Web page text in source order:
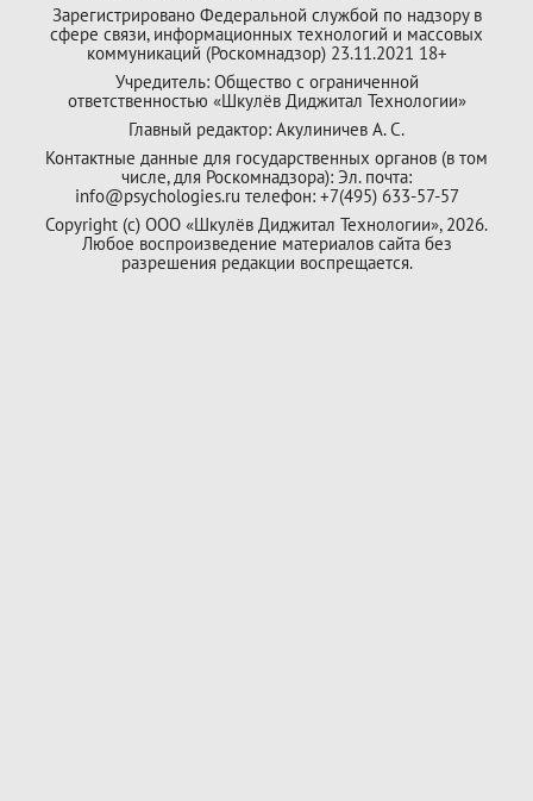
Зарегистрировано Федеральной службой по надзору в
сфере связи, информационных технологий и массовых
коммуникаций (Роскомнадзор) 23.11.2021 18+
Учредитель: Общество с ограниченной
ответственностью «Шкулёв Диджитал Технологии»
Главный редактор: Акулиничев А. С.
Контактные данные для государственных органов (в том
числе, для Роскомнадзора): Эл. почта:
info@psychologies.ru телефон: +7(495) 633-57-57
Copyright (с) ООО «Шкулёв Диджитал Технологии», 2026.
Любое воспроизведение материалов сайта без
разрешения редакции воспрещается.